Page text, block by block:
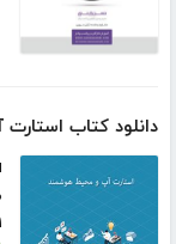
دانلود کتاب